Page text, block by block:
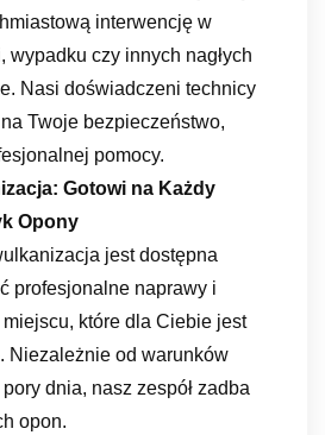
interwencję w
wypadku czy innych nagłych
Nasi doświadczeni technicy
Twoje bezpieczeństwo,
pomocy.
Gotowi na Każdy
Opony
jest dostępna
profesjonalne naprawy i
które dla Ciebie jest
Niezależnie od warunków
dnia, nasz zespół zadba
opon.